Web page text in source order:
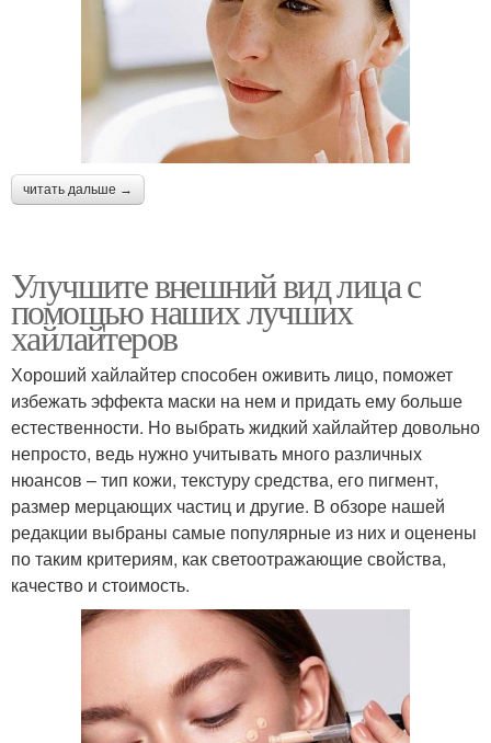
читать дальше →
Улучшите внешний вид лица с
помощью наших лучших
хайлайтеров
Хороший хайлайтер способен оживить лицо, поможет
избежать эффекта маски на нем и придать ему больше
естественности. Но выбрать жидкий хайлайтер довольно
непросто, ведь нужно учитывать много различных
нюансов – тип кожи, текстуру средства, его пигмент,
размер мерцающих частиц и другие. В обзоре нашей
редакции выбраны самые популярные из них и оценены
по таким критериям, как светоотражающие свойства,
качество и стоимость.